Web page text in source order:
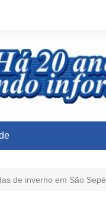
de inverno em São Sepé